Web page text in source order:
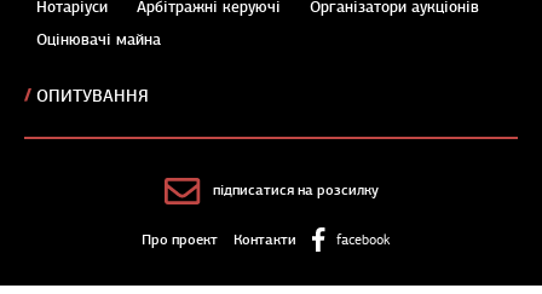
Нотаріуси
Арбітражні керуючі
Організатори аукціонів
Оцінювачі майна
ОПИТУВАННЯ
підписатися на розсилку
Про проект Контакти facebook